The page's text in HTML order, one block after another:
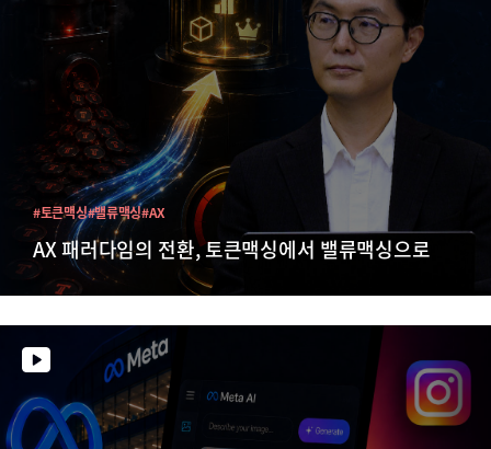
AX 패러다임의 전환, 토큰맥싱에서 밸류맥싱으로
#토큰맥싱#밸류맥싱#AX